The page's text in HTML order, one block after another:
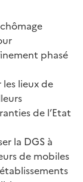
phasé
lieux de
de l’Etat
la DGS à
de mobiles